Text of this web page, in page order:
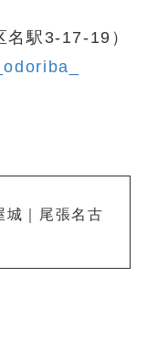
駅3-17-19）
城｜尾張名古